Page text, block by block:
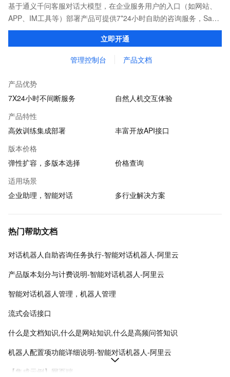
基于通义千问客服对话大模型，在企业服务用户的入口（如网站、
APP、IM工具等）部署产品可提供7*24小时自助的咨询服务，SaaS
化的管理系统，可上传文档、网页、高频问题、表格、多轮对话流
立即开通
管理控制台 产品文档
产品优势
7X24小时不间断服务
自然人机交互体验
产品特性
高效训练集成部署
丰富开放API接口
版本价格
弹性扩容，多版本选择
价格查询
适用场景
企业助理，智能对话
多行业解决方案
热门帮助文档
对话机器人自助咨询任务执行-智能对话机器人-阿里云
产品版本划分与计费说明-智能对话机器人-阿里云
智能对话机器人管理，机器人管理
流式会话接口
什么是文档知识,什么是网站知识,什么是高频问答知识
机器人配置项功能详细说明-智能对话机器人-阿里云
【集成示例】网页端